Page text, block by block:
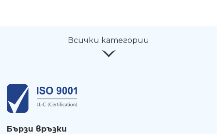
Всички категории
Бързи връзки